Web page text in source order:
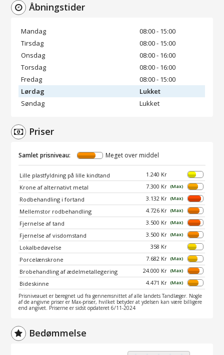
Åbningstider
Mandag
08:00 - 15:00
Tirsdag
08:00 - 15:00
Onsdag
08:00 - 16:00
Torsdag
08:00 - 16:00
Fredag
08:00 - 15:00
Lørdag
Lukket
Søndag
Lukket
Priser
Samlet prisniveau: Meget over middel
Lille plastfyldning på lille kindtand
1.240 Kr
Krone af alternativt metal
7.300 Kr (Max)
Rodbehandling i fortand 3.132 Kr (Max)
Mellemstor rodbehandling 4.726 Kr (Max)
Fjernelse af tand 3.500 Kr (Max)
Fjernelse af visdomstand 3.500 Kr (Max)
Lokalbedøvelse
358 Kr
Porcelænskrone
7.682 Kr (Max)
Brobehandling af ædelmetallegering 24.000 Kr (Max)
Bideskinne 4.471 Kr (Max)
Prisniveauet er beregnet ud fra gennemsnittet af alle landets Tandlæger. Nogle
af de angivne priser er Max-priser, hvilket betyder at ydelsen kan være billigere
end angivet. Priserne er sidst opdateret 6/11-2024
Bedømmelse